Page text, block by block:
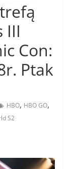
III
Con:
Ptak
HBO, HBO GO,
S2